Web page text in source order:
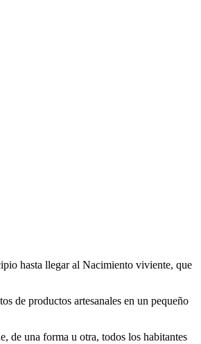
hasta llegar al Nacimiento viviente, que
de productos artesanales en un pequeño
de una forma u otra, todos los habitantes